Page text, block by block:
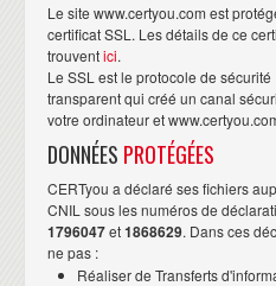
Le site www.certyou.com est
certificat SSL. Les détails de ce
trouventici.
Le SSL est le protocole de sécurité
transparent qui créé un canal
votre ordinateur et
DONNÉES PROTÉGÉES
CERTyou a déclaré ses fichiers
CNIL sous les numéros de
1796047et1868629. Dans ces
ne pas :
Réaliser de Transferts